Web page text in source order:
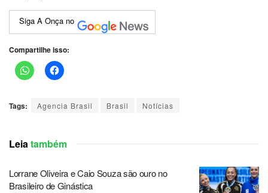
Siga A Onça no
Compartilhe isso:
Tags: Agencia Brasil Brasil Notícias
Leiatambém
Lorrane Oliveira e Caio Souza são ouro no
Brasileiro de Ginástica